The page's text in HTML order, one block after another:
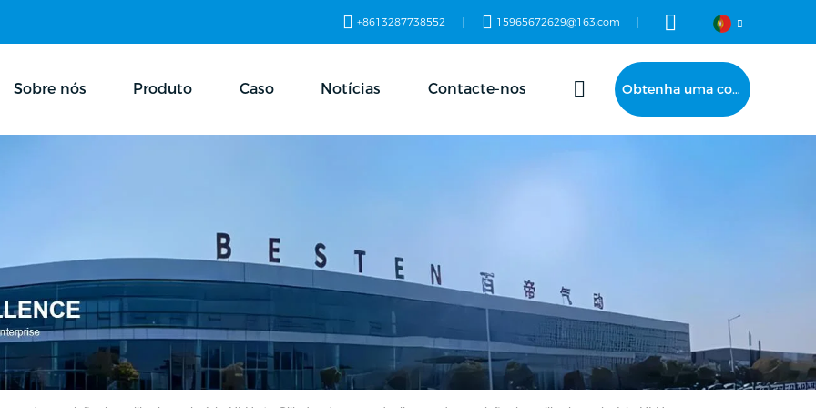
+8613287738552 15965672629@163.com
Sobre nós Produto Caso Notícias Contacte-nos Obtenha uma cotação